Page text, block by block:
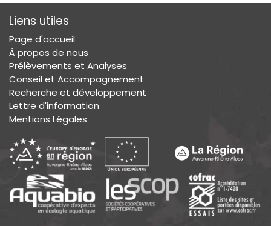
Liens utiles
Page d'accueil
À propos de nous
Prélèvements et Analyses
Conseil et Accompagnement
Recherche et développement
Lettre d'information
Mentions Légales